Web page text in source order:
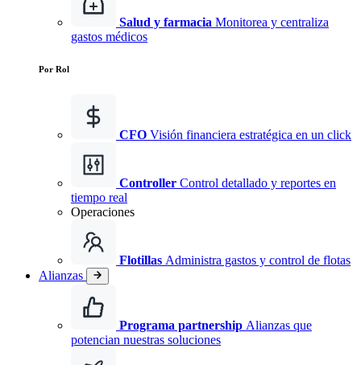
Salud y farmacia Monitorea y centraliza
gastos médicos
Por Rol
CFO Visión financiera estratégica en un click
Controller Control detallado y reportes en
tiempo real
Operaciones
Flotillas Administra gastos y control de flotas
Alianzas
Programa partnership Alianzas que
potencian nuestras soluciones